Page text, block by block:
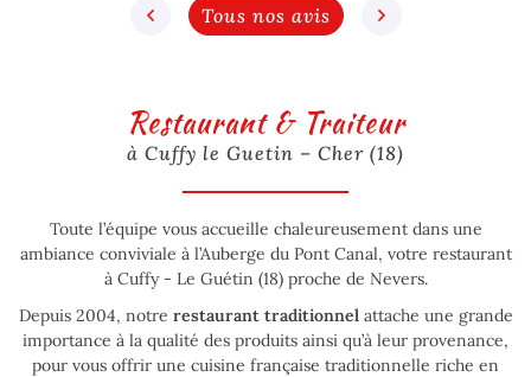
Tous nos avis
Restaurant & Traiteur
à Cuffy le Guetin – Cher (18)
Toute l’équipe vous accueille chaleureusement dans une
ambiance conviviale à l’Auberge du Pont Canal, votre restaurant
à Cuffy - Le Guétin (18) proche de Nevers.
Depuis 2004, notre restaurant traditionnelattache une grande
importance à la qualité des produits ainsi qu’à leur provenance,
pour vous offrir une cuisine française traditionnelle riche en